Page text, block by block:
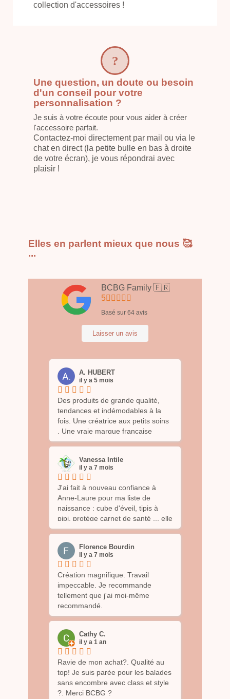
collection d'accessoires !
Une question, un doute ou besoin
d'un conseil pour votre
personnalisation ?
Je suis à votre écoute pour vous aider à créer
l'accessoire parfait.
Contactez-moi directement par mail ou via le
chat en direct (la petite bulle en bas à droite
de votre écran), je vous répondrai avec
plaisir !
Elles en parlent mieux que nous 🥰
...
BCBG Family 🇫🇷
5
Basé sur 64 avis
Laisser un avis
A. HUBERT
il y a 5 mois
Des produits de grande qualité,
tendances et indémodables à la
fois. Une créatrice aux petits soins
. Une vraie marque française
comme on les aime!
Vanessa Intile
il y a 7 mois
J'ai fait à nouveau confiance à
Anne-Laure pour ma liste de
naissance : cube d'éveil, tipis à
pipi, protège carnet de santé ... elle
a pris le temps de me proposer
chambre de bébé, de me conseiller
... Je suis encore une fois satisfaite
du résultat ! Tout est magnifique ?
Je vous recommence vivement son
travail appliquée ?
Florence Bourdin
il y a 7 mois
Création magnifique. Travail
impeccable. Je recommande
tellement que j'ai moi-même
recommandé.
Cathy C.
il y a 1 an
Ravie de mon achat?. Qualité au
top! Je suis parée pour les balades
sans encombre avec class et style
?. Merci BCBG ?